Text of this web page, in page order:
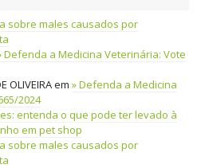
sobre males causados por
Defenda a Medicina Veterinária: Vote
OLIVEIRAem
Defenda a Medicina
2024
entenda o que pode ter levado à
em pet shop
sobre males causados por